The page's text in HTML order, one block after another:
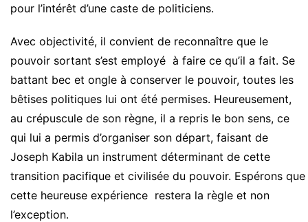
pour l’intérêt d’une caste de politiciens.
Avec objectivité, il convient de reconnaître que le
pouvoir sortant s’est employé à faire ce qu’il a fait. Se
battant bec et ongle à conserver le pouvoir, toutes les
bêtises politiques lui ont été permises. Heureusement,
au crépuscule de son règne, il a repris le bon sens, ce
qui lui a permis d’organiser son départ, faisant de
Joseph Kabila un instrument déterminant de cette
transition pacifique et civilisée du pouvoir. Espérons que
cette heureuse expérience restera la règle et non
l’exception.